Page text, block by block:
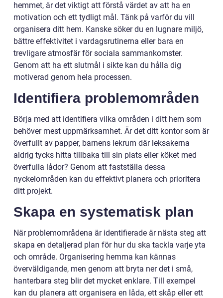
hemmet, är det viktigt att förstå värdet av att ha en
motivation och ett tydligt mål. Tänk på varför du vill
organisera ditt hem. Kanske söker du en lugnare miljö,
bättre effektivitet i vardagsrutinerna eller bara en
trevligare atmosfär för sociala sammankomster.
Genom att ha ett slutmål i sikte kan du hålla dig
motiverad genom hela processen.
Identifiera problemområden
Börja med att identifiera vilka områden i ditt hem som
behöver mest uppmärksamhet. Är det ditt kontor som är
överfullt av papper, barnens lekrum där leksakerna
aldrig tycks hitta tillbaka till sin plats eller köket med
överfulla lådor? Genom att fastställa dessa
nyckelområden kan du effektivt planera och prioritera
ditt projekt.
Skapa en systematisk plan
När problemområdena är identifierade är nästa steg att
skapa en detaljerad plan för hur du ska tackla varje yta
och område. Organisering hemma kan kännas
överväldigande, men genom att bryta ner det i små,
hanterbara steg blir det mycket enklare. Till exempel
kan du planera att organisera en låda, ett skåp eller ett